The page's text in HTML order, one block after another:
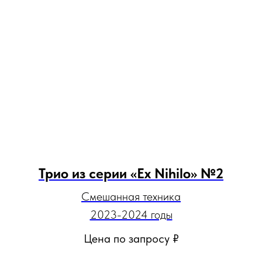
Трио из серии «Ex Nihilo» №2
Смешанная техника
2023-2024 годы
Цена по запросу ₽